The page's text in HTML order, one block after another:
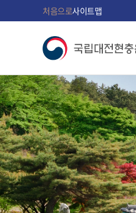
처음으로사이트맵